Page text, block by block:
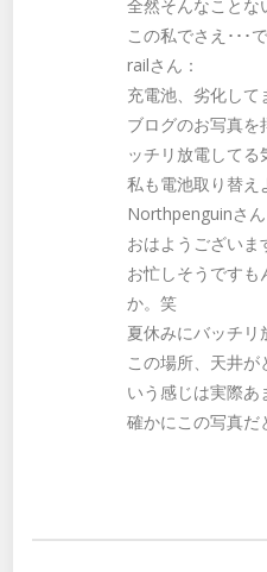
全然そんなことな
この私でさえ･･･
railさん：
充電池、劣化して
ブログのお写真
ッチリ放電して
私も電池取り替え
Northpenguinさん
おはようございま
お忙しそうですも
か。笑
夏休みにバッチ
この場所、天井
いう感じは実際あ
確かにこの写真